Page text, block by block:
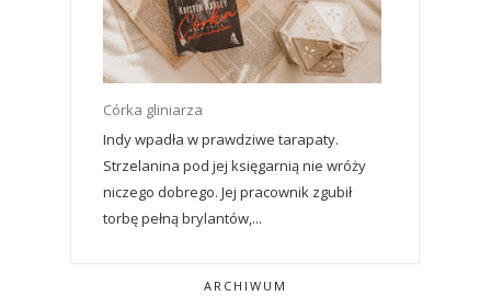
Córka gliniarza
Indy wpadła w prawdziwe tarapaty.
Strzelanina pod jej księgarnią nie wróży
niczego dobrego. Jej pracownik zgubił
torbę pełną brylantów,...
ARCHIWUM